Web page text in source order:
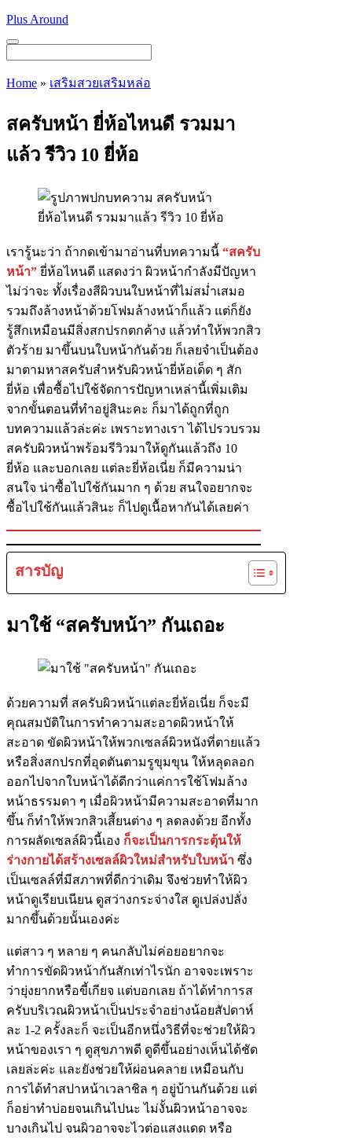
Skip
content
Plus Around
Menu
Home » เสริมสวยเสริมหล่อ
สครับหน้า ยี่ห้อไหนดี รวมมา
แล้ว รีวิว 10 ยี่ห้อ
เรารู้นะว่า ถ้ากดเข้ามาอ่านที่บทความนี้ “สครับ
หน้า” ยี่ห้อไหนดี แสดงว่า ผิวหน้ากำลังมีปัญหา
ไม่ว่าจะ ทั้งเรื่องสีผิวบนใบหน้าที่ไม่สม่ำเสมอ
รวมถึงล้างหน้าด้วยโฟมล้างหน้าก็แล้ว แต่ก็ยัง
รู้สึกเหมือนมีสิ่งสกปรกตกค้าง แล้วทำให้พวกสิว
ตัวร้าย มาขึ้นบนใบหน้ากันด้วย ก็เลยจำเป็นต้อง
มาตามหาสครับสำหรับผิวหน้ายี่ห้อเด็ด ๆ สัก
ยี่ห้อ เพื่อซื้อไปใช้จัดการปัญหาเหล่านี้เพิ่มเติม
จากขั้นตอนที่ทำอยู่สินะคะ ก็มาได้ถูกที่ถูก
บทความแล้วล่ะค่ะ เพราะทางเรา ได้ไปรวบรวม
สครับผิวหน้าพร้อมรีวิวมาให้ดูกันแล้วถึง 10
ยี่ห้อ และบอกเลย แต่ละยี่ห้อเนี่ย ก็มีความน่า
สนใจ น่าซื้อไปใช้กันมาก ๆ ด้วย สนใจอยากจะ
ซื้อไปใช้กันแล้วสินะ ก็ไปดูเนื้อหากันได้เลยค่า
สารบัญ
มาใช้ “สครับหน้า” กันเถอะ
ด้วยความที่ สครับผิวหน้าแต่ละยี่ห้อเนี่ย ก็จะมี
คุณสมบัติในการทำความสะอาดผิวหน้าให้
สะอาด ขัดผิวหน้าให้พวกเซลล์ผิวหนังที่ตายแล้ว
หรือสิ่งสกปรกที่อุดตันตามรูขุมขุน ให้หลุดลอก
ออกไปจากใบหน้าได้ดีกว่าแค่การใช้โฟมล้าง
หน้าธรรมดา ๆ เมื่อผิวหน้ามีความสะอาดที่มาก
ขึ้น ก็ทำให้พวกสิวเสี้ยนต่าง ๆ ลดลงด้วย อีกทั้ง
การผลัดเซลล์ผิวนี้เอง ก็จะเป็นการกระตุ้นให้
ร่างกายได้สร้างเซลล์ผิวใหม่สำหรับใบหน้า ซึ่ง
เป็นเซลล์ที่มีสภาพที่ดีกว่าเดิม จึงช่วยทำให้ผิว
หน้าดูเรียบเนียน ดูสว่างกระจ่างใส ดูเปล่งปลั่ง
มากขึ้นด้วยนั้นเองค่ะ
แต่สาว ๆ หลาย ๆ คนกลับไม่ค่อยอยากจะ
ทำการขัดผิวหน้ากันสักเท่าไรนัก อาจจะเพราะ
ว่ายุ่งยากหรือขี้เกียจ แต่บอกเลย ถ้าได้ทำการส
ครับบริเวณผิวหน้าเป็นประจำอย่างน้อยสัปดาห์
ละ 1-2 ครั้งละก็ จะเป็นอีกหนึ่งวิธีที่จะช่วยให้ผิว
หน้าของเรา ๆ ดูสุขภาพดี ดูดีขึ้นอย่างเห็นได้ชัด
เลยล่ะค่ะ และยังช่วยให้ผ่อนคลาย เหมือนกับ
การได้ทำสปาหน้าเวลาชิล ๆ อยู่บ้านกันด้วย แต่
ก็อย่าทำบ่อยจนเกินไปนะ ไม่งั้นผิวหน้าอาจจะ
บางเกินไป จนผิวอาจจะไวต่อแสงแดด หรือ